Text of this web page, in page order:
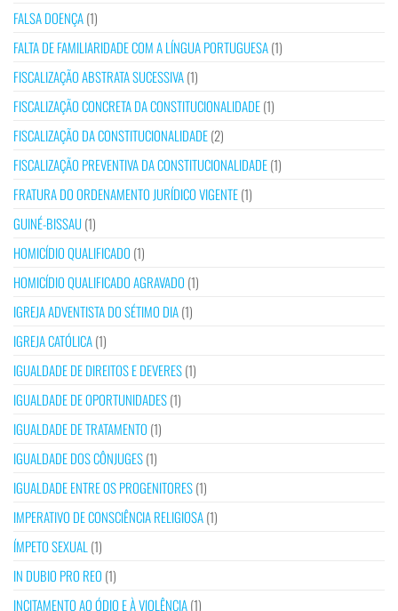
FALSA DOENÇA(1)
FALTA DE FAMILIARIDADE COM A LÍNGUA PORTUGUESA(1)
FISCALIZAÇÃO ABSTRATA SUCESSIVA(1)
FISCALIZAÇÃO CONCRETA DA CONSTITUCIONALIDADE(1)
FISCALIZAÇÃO DA CONSTITUCIONALIDADE(2)
FISCALIZAÇÃO PREVENTIVA DA CONSTITUCIONALIDADE(1)
FRATURA DO ORDENAMENTO JURÍDICO VIGENTE(1)
GUINÉ-BISSAU(1)
HOMICÍDIO QUALIFICADO (1)
HOMICÍDIO QUALIFICADO AGRAVADO (1)
IGREJA ADVENTISTA DO SÉTIMO DIA(1)
IGREJA CATÓLICA(1)
IGUALDADE DE DIREITOS E DEVERES(1)
IGUALDADE DE OPORTUNIDADES(1)
IGUALDADE DE TRATAMENTO (1)
IGUALDADE DOS CÔNJUGES(1)
IGUALDADE ENTRE OS PROGENITORES(1)
IMPERATIVO DE CONSCIÊNCIA RELIGIOSA(1)
ÍMPETO SEXUAL (1)
IN DUBIO PRO REO (1)
INCITAMENTO AO ÓDIO E À VIOLÊNCIA(1)